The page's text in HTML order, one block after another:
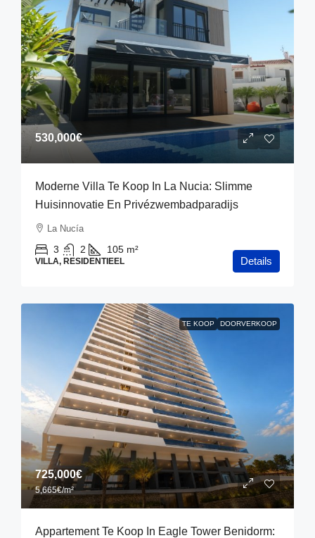
530,000€
Moderne Villa Te Koop In La Nucia: Slimme
Huisinnovatie En Privézwembadparadijs
La Nucía
3 2 105 m²
VILLA, RESIDENTIEEL Details
TE KOOP DOORVERKOOP
725,000€
5,665€/m²
Appartement Te Koop In Eagle Tower Benidorm: